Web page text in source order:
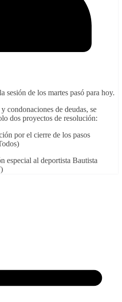
sesión de los martes pasó para hoy.
condonaciones de deudas, se
dos proyectos de resolución:
por el cierre de los pasos
especial al deportista Bautista